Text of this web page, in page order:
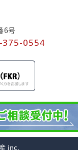
6号
375-0554
inc.